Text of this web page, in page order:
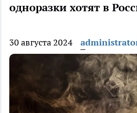
одноразки хотят в
30 августа 2024